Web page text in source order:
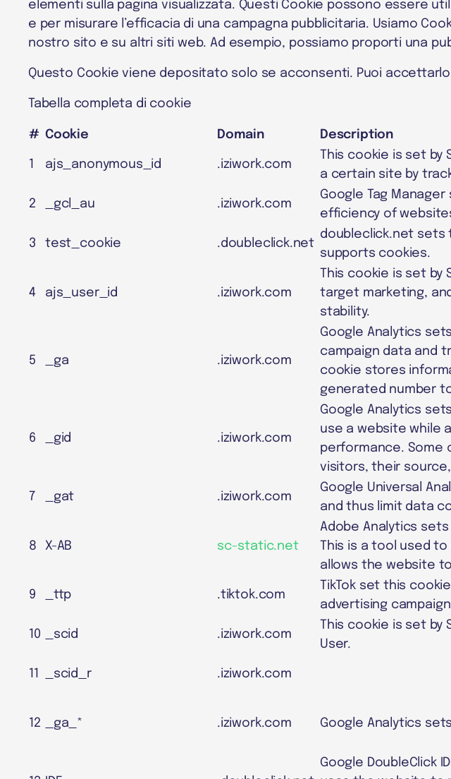
elementi sulla pagina visualizzata. Questi Cookie possono essere
e per misurare l’efficacia di una campagna pubblicitaria. Usiamo
nostro sito e su altri siti web. Ad esempio, possiamo proporti una
Questo Cookie viene depositato solo se acconsenti. Puoi
Tabella completa di cookie
# Cookie Domain Description
1 ajs_anonymous_id .iziwork.com
This cookie is set
a certain site by
2 _gcl_au .iziwork.com
Google Tag
efficiency of
3 test_cookie .doubleclick.net
doubleclick.net sets
supports cookies.
4 ajs_user_id .iziwork.com
This cookie is set
target marketing,
stability.
5 _ga .iziwork.com
Google Analytics
campaign data and
cookie stores
generated number
6 _gid .iziwork.com
Google Analytics
use a website while
performance. Some
visitors, their
7 _gat .iziwork.com
Google Universal
and thus limit data
8 X-AB sc-static.net
Adobe Analytics
This is a tool used
allows the website
9 _ttp .tiktok.com
TikTok set this
advertising
10 _scid .iziwork.com
This cookie is set
User.
11 _scid_r .iziwork.com
12 _ga_* .iziwork.com Google Analytics
Google DoubleClick